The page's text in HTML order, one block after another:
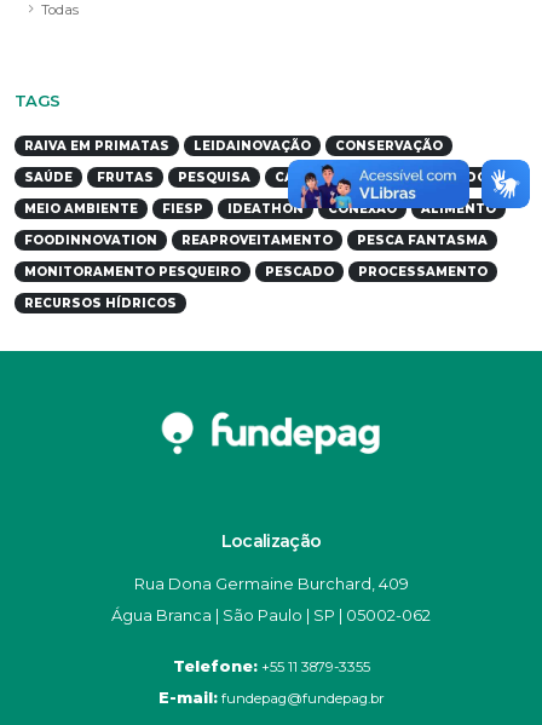
Todas
TAGS
RAIVA EM PRIMATAS LEIDAINOVAÇÃO CONSERVAÇÃO
SAÚDE FRUTAS PESQUISA CAFE CULTIVARES HÍBRIDOS
MEIO AMBIENTE FIESP IDEATHON CONEXÃO ALIMENTO
FOODINNOVATION REAPROVEITAMENTO PESCA FANTASMA
MONITORAMENTO PESQUEIRO PESCADO PROCESSAMENTO
RECURSOS HÍDRICOS
Localização
Rua Dona Germaine Burchard, 409
Água Branca | São Paulo | SP | 05002-062
Telefone:+55 11 3879-3355
E-mail:fundepag@fundepag.br